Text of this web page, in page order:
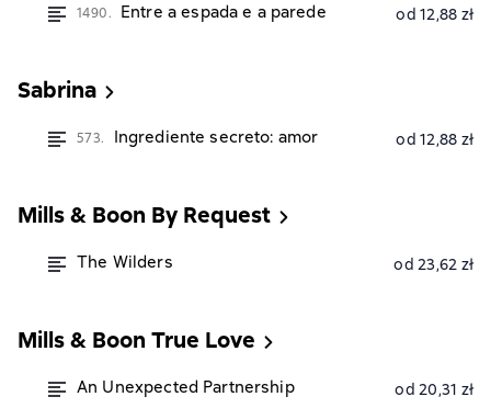
1490. Entre a espada e a parede od 12,88 zł
Sabrina
573. Ingrediente secreto: amor od 12,88 zł
Mills & Boon By Request
The Wilders od 23,62 zł
Mills & Boon True Love
An Unexpected Partnership od 20,31 zł